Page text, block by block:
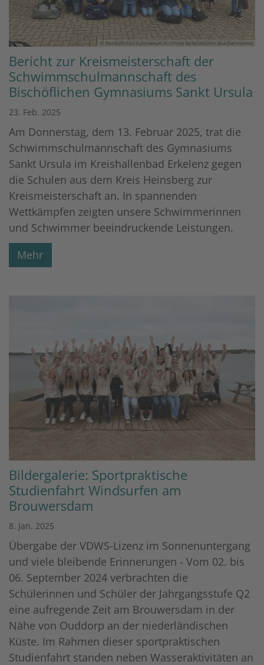
© Bischöfliches Gymnasium St. Ursula Geilenkirchen (Eva Dahlmanns)
Bericht zur Kreismeisterschaft der
Schwimmschulmannschaft des
Bischöflichen Gymnasiums Sankt Ursula
23. Feb. 2025
Am Donnerstag, dem 13. Februar 2025, trat die
Schwimmschulmannschaft des Gymnasiums
Sankt Ursula im Kreishallenbad Erkelenz gegen
die Schulen aus dem Kreis Heinsberg zur
Kreismeisterschaft an. In spannenden
Wettkämpfen zeigten unsere Schwimmerinnen
und Schwimmer beeindruckende Leistungen.
Mehr
Bildergalerie: Sportpraktische
Studienfahrt Windsurfen am
Brouwersdam
8. Jan. 2025
Übergabe der VDWS-Lizenz im Sonnenuntergang
und viele bleibende Erinnerungen - Vom 02. bis
06. September 2024 verbrachten die
Schülerinnen und Schüler der Jahrgangsstufe Q2
eine aufregende Zeit am Brouwersdam in der
Nähe von Ouddorp an der niederländischen
Küste. Im Rahmen dieser sportpraktischen
Studienfahrt standen neben Wasseraktivitäten an